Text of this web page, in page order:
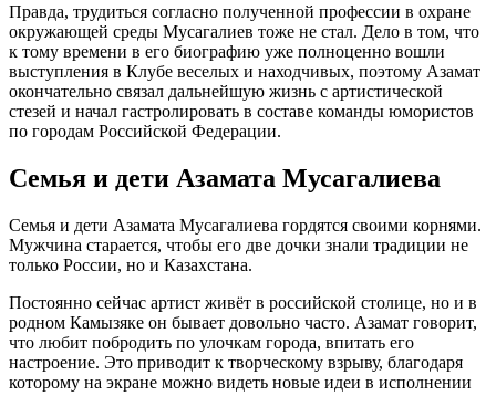
Правда, трудиться согласно полученной профессии в охране
окружающей среды Мусагалиев тоже не стал. Дело в том, что
к тому времени в его биографию уже полноценно вошли
выступления в Клубе веселых и находчивых, поэтому Азамат
окончательно связал дальнейшую жизнь с артистической
стезей и начал гастролировать в составе команды юмористов
по городам Российской Федерации.
Семья и дети Азамата Мусагалиева
Семья и дети Азамата Мусагалиева гордятся своими корнями.
Мужчина старается, чтобы его две дочки знали традиции не
только России, но и Казахстана.
Постоянно сейчас артист живёт в российской столице, но и в
родном Камызяке он бывает довольно часто. Азамат говорит,
что любит побродить по улочкам города, впитать его
настроение. Это приводит к творческому взрыву, благодаря
которому на экране можно видеть новые идеи в исполнении